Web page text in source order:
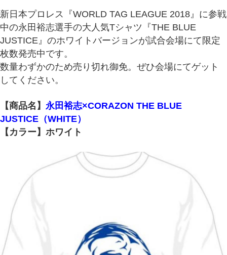
新日本プロレス『WORLD TAG LEAGUE 2018』に参戦
中の永田裕志選手の大人気Tシャツ『THE BLUE
JUSTICE』のホワイトバージョンが試合会場にて限定
枚数発売中です。
数量わずかのため売り切れ御免。ぜひ会場にてゲット
してください。
【商品名】 永田裕志×CORAZON THE BLUE
JUSTICE（WHITE）
【カラー】ホワイト